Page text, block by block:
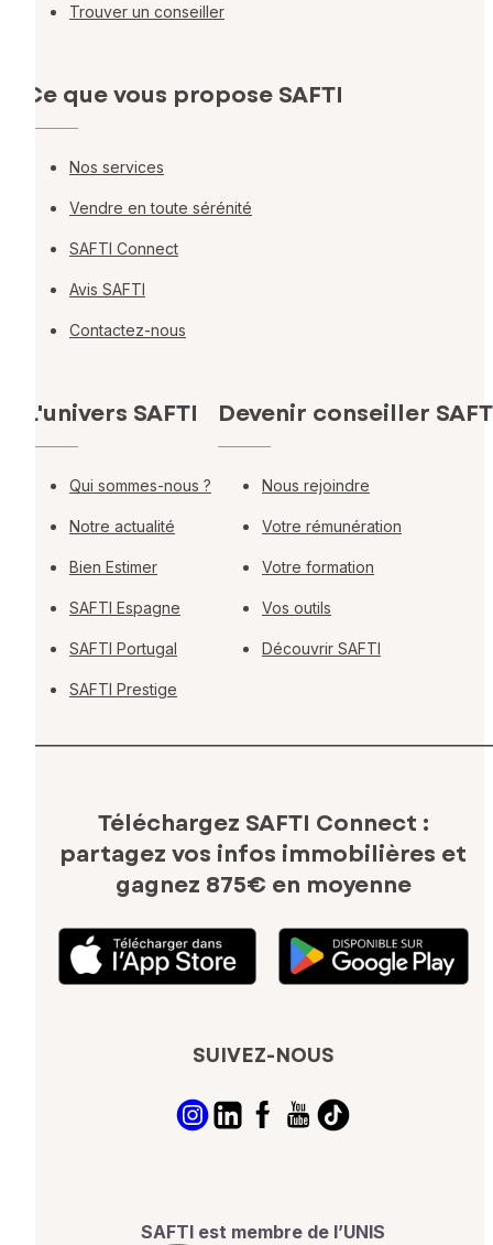
Trouver un conseiller
Ce que vous propose SAFTI
Nos services
Vendre en toute sérénité
SAFTI Connect
Avis SAFTI
Contactez-nous
L'univers SAFTI
Qui sommes-nous ?
Notre actualité
Bien Estimer
SAFTI Espagne
SAFTI Portugal
SAFTI Prestige
Devenir conseiller
Nous rejoindre
Votre rémunération
Votre formation
Vos outils
Découvrir SAFTI
Téléchargez SAFTI Connect :
partagez vos infos immobilières et
gagnez 875€ en moyenne
SUIVEZ-NOUS
SAFTI est membre de l’UNIS